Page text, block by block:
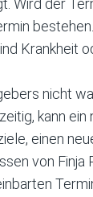
Wird der
Krankheit
nicht
kann
einen
von Finja